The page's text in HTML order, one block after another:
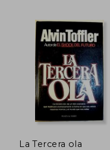
La Tercera ola